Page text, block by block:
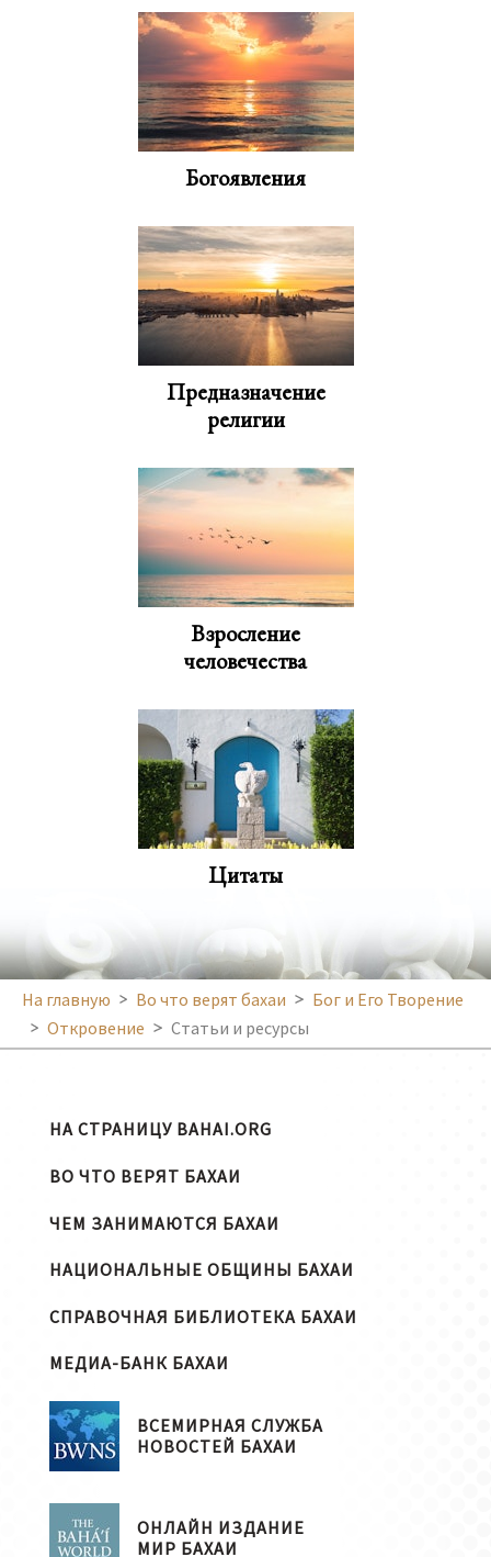
Богоявления
Предназначение
религии
Взросление
человечества
Цитаты
На главную Во что верят бахаи
Бог и Его Творение
Откровение
Статьи и ресурсы
НА СТРАНИЦУ BAHAI.ORG
ВО ЧТО ВЕРЯТ БАХАИ
ЧЕМ ЗАНИМАЮТСЯ БАХАИ
НАЦИОНАЛЬНЫЕ ОБЩИНЫ БАХАИ
СПРАВОЧНАЯ БИБЛИОТЕКА БАХАИ
МЕДИА-БАНК БАХАИ
ВСЕМИРНАЯ СЛУЖБА
НОВОСТЕЙ БАХАИ
ОНЛАЙН ИЗДАНИЕ
МИР БАХАИ